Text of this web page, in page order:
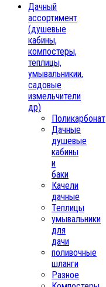
Дачный
ассортимент
(душевые
кабины,
компостеры,
теплицы,
умывальникии,
садовые
измельчители
др)
Поликарбонат
Дачные
душевые
кабины
и
баки
Качели
дачные
Теплицы
умывальники
для
дачи
поливочные
шланги
Разное